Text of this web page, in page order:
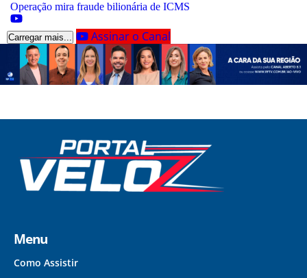
Operação mira fraude bilionária de ICMS
Carregar mais... Assinar o Canal
Menu
Como Assistir